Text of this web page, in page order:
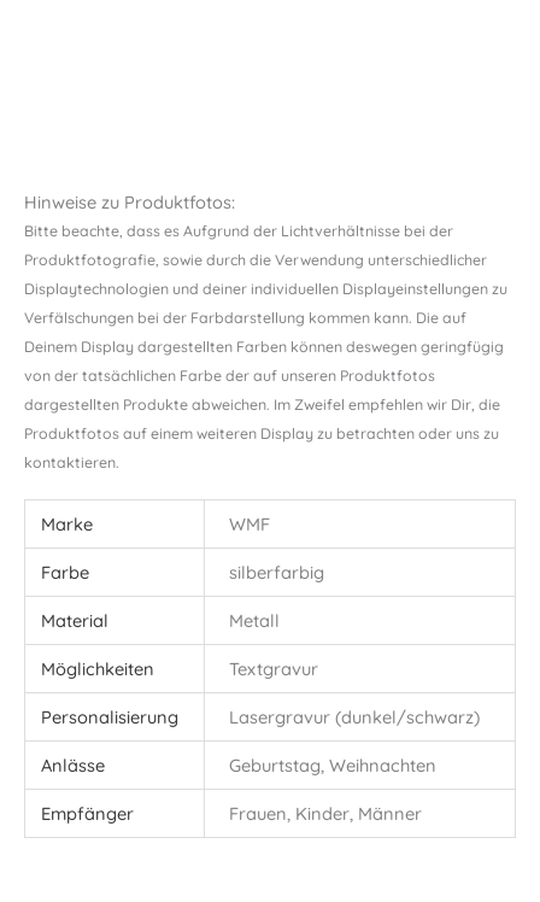
Hinweise zu Produktfotos:
Bitte beachte, dass es Aufgrund der Lichtverhältnisse bei der
Produktfotografie, sowie durch die Verwendung unterschiedlicher
Displaytechnologien und deiner individuellen Displayeinstellungen zu
Verfälschungen bei der Farbdarstellung kommen kann. Die auf
Deinem Display dargestellten Farben können deswegen geringfügig
von der tatsächlichen Farbe der auf unseren Produktfotos
dargestellten Produkte abweichen. Im Zweifel empfehlen wir Dir, die
Produktfotos auf einem weiteren Display zu betrachten oder uns zu
kontaktieren.
Marke WMF
Farbe silberfarbig
Material Metall
Möglichkeiten Textgravur
Personalisierung Lasergravur (dunkel/schwarz)
Anlässe Geburtstag, Weihnachten
Empfänger Frauen, Kinder, Männer